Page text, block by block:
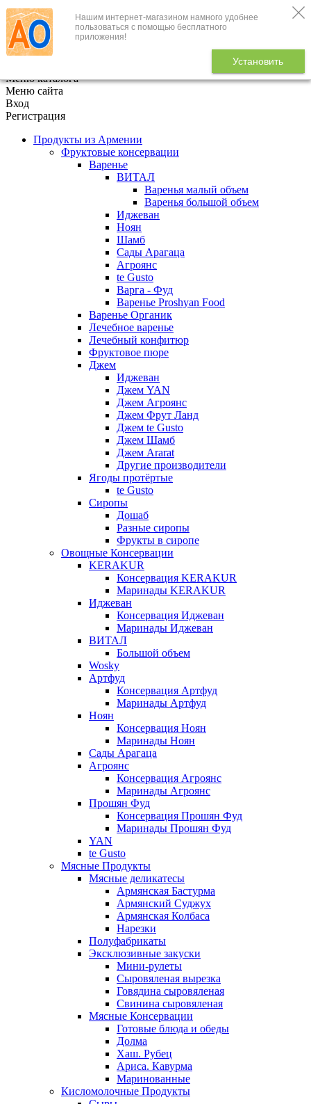
Нашим интернет-магазином намного удобнее
пользоваться с помощью бесплатного
приложения!
Установить
+7 (495) 646-888-1
В корзине
Меню каталога
Меню сайта
Вход
Регистрация
Продукты из Армении
Фруктовые консервации
Варенье
ВИТАЛ
Варенья малый объем
Варенья большой объем
Иджеван
Ноян
Шамб
Сады Арагаца
Агроянс
te Gusto
Варга - Фуд
Варенье Proshyan Food
Варенье Органик
Лечебное варенье
Лечебный конфитюр
Фруктовое пюре
Джем
Иджеван
Джем YAN
Джем Агроянс
Джем Фрут Ланд
Джем te Gusto
Джем Шамб
Джем Ararat
Другие производители
Ягоды протёртые
te Gusto
Сиропы
Дошаб
Разные сиропы
Фрукты в сиропе
Овощные Консервации
KERAKUR
Консервация KERAKUR
Маринады KERAKUR
Иджеван
Консервация Иджеван
Маринады Иджеван
ВИТАЛ
Большой объем
Wosky
Артфуд
Консервация Артфуд
Маринады Артфуд
Ноян
Консервация Ноян
Маринады Ноян
Сады Арагаца
Агроянс
Консервация Агроянс
Маринады Агроянс
Прошян Фуд
Консервация Прошян Фуд
Маринады Прошян Фуд
YAN
te Gusto
Мясные Продукты
Мясные деликатесы
Армянская Бастурма
Армянский Суджух
Армянская Колбаса
Нарезки
Полуфабрикаты
Эксклюзивные закуски
Мини-рулеты
Сыровяленая вырезка
Говядина сыровяленая
Свинина сыровяленая
Мясные Консервации
Готовые блюда и обеды
Долма
Хаш. Рубец
Ариса. Кавурма
Маринованные
Кисломолочные Продукты